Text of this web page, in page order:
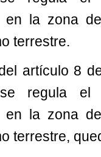
en la zona
terrestre.
artículo 8
regula el
en la zona
terrestre,